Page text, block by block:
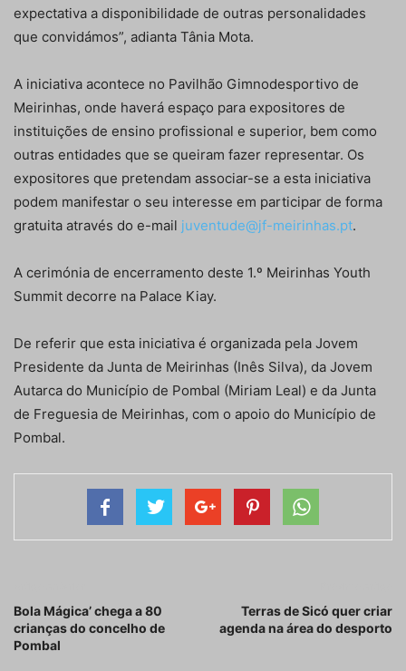
expectativa a disponibilidade de outras personalidades
que convidámos”, adianta Tânia Mota.
A iniciativa acontece no Pavilhão Gimnodesportivo de
Meirinhas, onde haverá espaço para expositores de
instituições de ensino profissional e superior, bem como
outras entidades que se queiram fazer representar. Os
expositores que pretendam associar-se a esta iniciativa
podem manifestar o seu interesse em participar de forma
gratuita através do e-mail juventude@jf-meirinhas.pt.
A cerimónia de encerramento deste 1.º Meirinhas Youth
Summit decorre na Palace Kiay.
De referir que esta iniciativa é organizada pela Jovem
Presidente da Junta de Meirinhas (Inês Silva), da Jovem
Autarca do Município de Pombal (Miriam Leal) e da Junta
de Freguesia de Meirinhas, com o apoio do Município de
Pombal.
Bola Mágica’ chega a 80
crianças do concelho de
Pombal
Terras de Sicó quer criar
agenda na área do desporto